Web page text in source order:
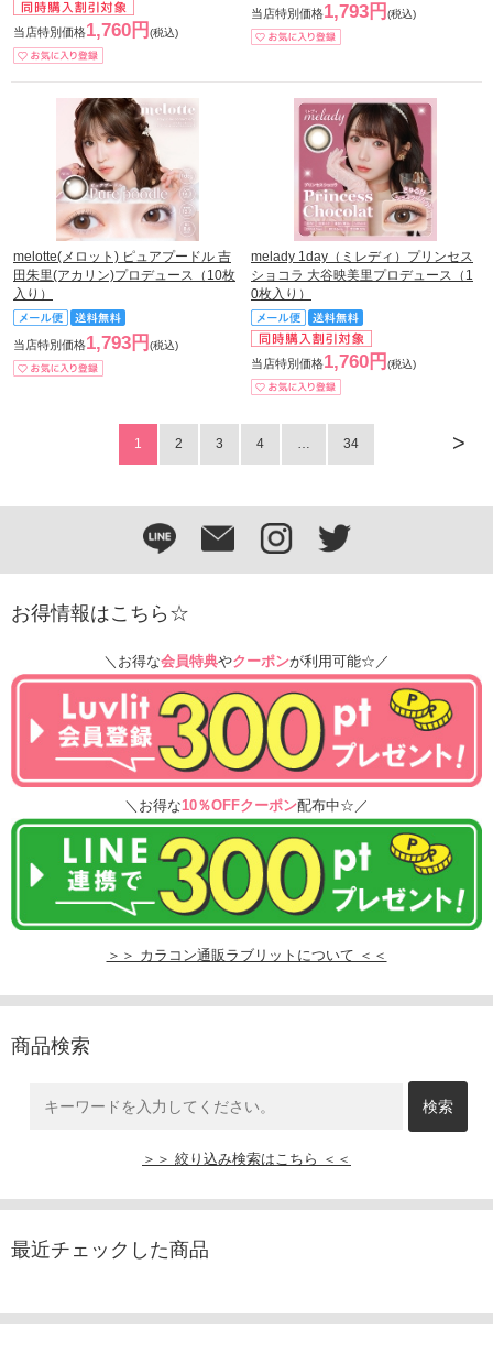
当店特別価格1,760円 (税込)
当店特別価格1,793円 (税込)
melotte(メロット) ピュアプードル 吉
田朱里(アカリン)プロデュース（10枚
入り）
当店特別価格1,793円 (税込)
melady 1day（ミレディ）プリンセス
ショコラ 大谷映美里プロデュース（1
0枚入り）
当店特別価格1,760円 (税込)
>
1 2 3 4 … 34
お得情報はこちら☆
＼お得な会員特典やクーポンが利用可能☆／
＼お得な10％OFFクーポン配布中☆／
＞＞ カラコン通販ラブリットについて ＜＜
商品検索
＞＞ 絞り込み検索はこちら ＜＜
最近チェックした商品